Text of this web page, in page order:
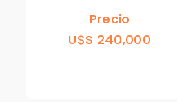
Precio
U$S 240,000